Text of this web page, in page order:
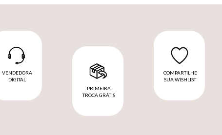
VENDEDORA
DIGITAL
PRIMEIRA
TROCA GRÁTIS
COMPARTILHE
SUA WISHLIST